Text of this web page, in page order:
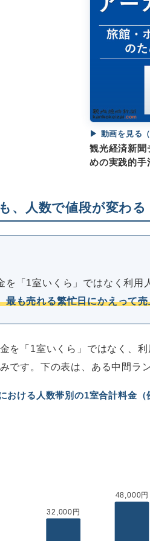
▶ 動画を見る
観光経済新聞
めの実践的手
、人数で値段が変わる
を「1室いくら」ではなく利
最も売れる繁忙日にかえって
を「1室いくら」ではなく、
です。下の表は、ある中間
おける人数帯別の1室合計料金（
32,000円
48,000円